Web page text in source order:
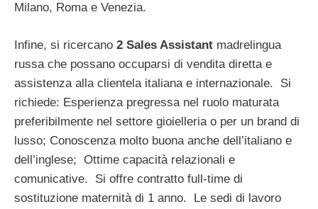
Milano, Roma e Venezia.
Infine, si ricercano 2 Sales Assistant madrelingua
russa che possano occuparsi di vendita diretta e
assistenza alla clientela italiana e internazionale. Si
richiede: Esperienza pregressa nel ruolo maturata
preferibilmente nel settore gioielleria o per un brand di
lusso; Conoscenza molto buona anche dell’italiano e
dell’inglese; Ottime capacità relazionali e
comunicative. Si offre contratto full-time di
sostituzione maternità di 1 anno. Le sedi di lavoro